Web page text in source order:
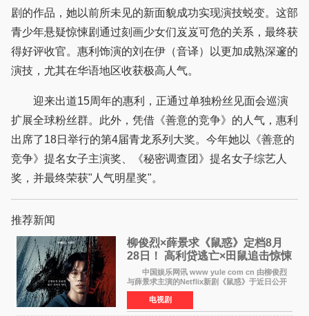
剧的作品，她以前所未见的新面貌成功实现演技蜕变。这部
青少年悬疑惊悚剧通过刻画少女们岌岌可危的关系，最终获
得好评收官。惠利饰演的刘在伊（音译）以更加成熟深邃的
演技，尤其在华语地区收获极高人气。
迎来出道15周年的惠利，正通过单独粉丝见面会巡演
扩展全球粉丝群。此外，凭借《善意的竞争》的人气，惠利
出席了18日举行的第4届青龙系列大奖。今年她以《善意的
竞争》提名女子主演奖、《秘密调查团》提名女子综艺人
奖，并最终荣获"人气明星奖"。
推荐新闻
柳俊烈×薛景求《鼠惑》定档8月
28日！ 高利贷逃亡×田鼠追击惊悚
来袭
中国娱乐网讯 www yule com cn 由柳俊烈
与薛景求主演的Netflix新剧《鼠惑》于近日公开
主海报，正式定档8月28日上线。 海报中，柳
俊烈与薛景求背对背站立，各自朝向相反方向，
幽暗的色调与
电视剧